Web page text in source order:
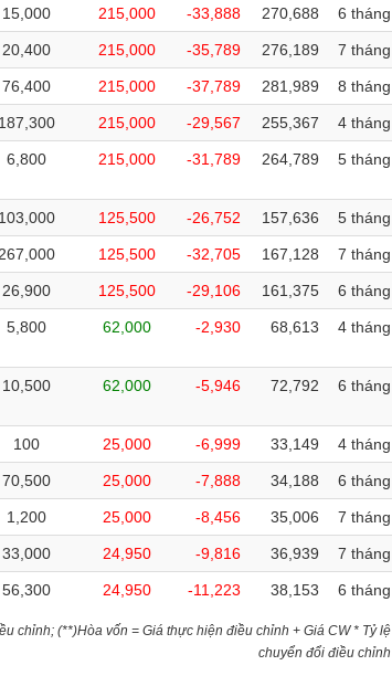
15,000 215,000 -33,888 270,688 6 tháng
20,400 215,000 -35,789 276,189 7 tháng
76,400 215,000 -37,789 281,989 8 tháng
187,300 215,000 -29,567 255,367 4 tháng
6,800 215,000 -31,789 264,789 5 tháng
103,000 125,500 -26,752 157,636 5 tháng
267,000 125,500 -32,705 167,128 7 tháng
26,900 125,500 -29,106 161,375 6 tháng
5,800 62,000 -2,930 68,613 4 tháng
10,500 62,000 -5,946 72,792 6 tháng
100 25,000 -6,999 33,149 4 tháng
70,500 25,000 -7,888 34,188 6 tháng
1,200 25,000 -8,456 35,006 7 tháng
33,000 24,950 -9,816 36,939 7 tháng
56,300 24,950 -11,223 38,153 6 tháng
chỉnh; (**)Hòa vốn = Giá thực hiện điều chỉnh + Giá CW * Tỷ lệ
chuyển đổi điều chỉnh